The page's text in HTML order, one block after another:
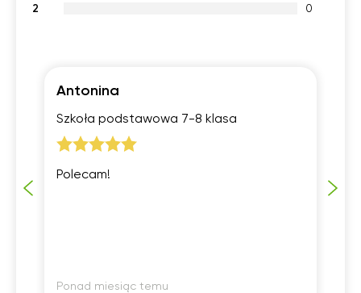
2
0
Antonina
Szkoła podstawowa 7-8 klasa
Polecam!
Ponad miesiąc temu